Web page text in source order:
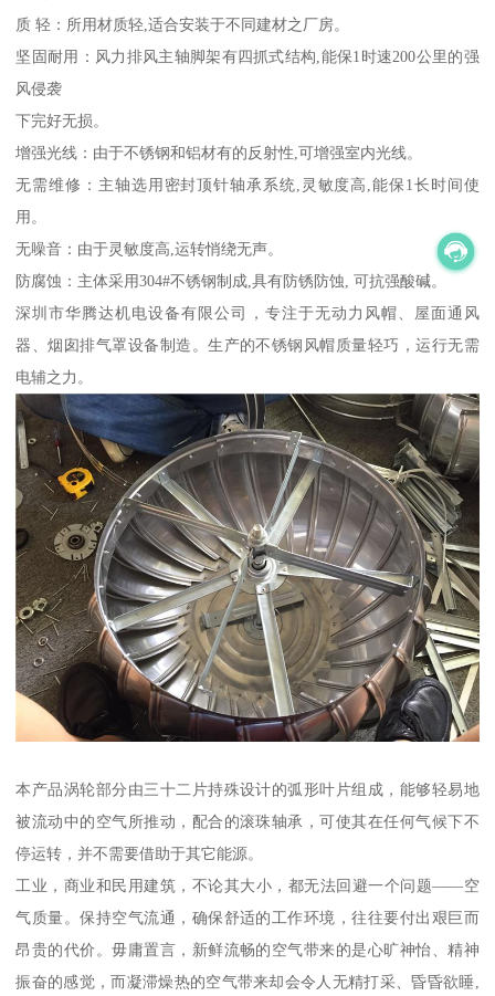
质 轻：所用材质轻,适合安装于不同建材之厂房。
坚固耐用：风力排风主轴脚架有四抓式结构,能保1时速200公里的强
风侵袭
下完好无损。
增强光线：由于不锈钢和铝材有的反射性,可增强室内光线。
无需维修：主轴选用密封顶针轴承系统,灵敏度高,能保1长时间使
用。
无噪音：由于灵敏度高,运转悄绕无声。
防腐蚀：主体采用304#不锈钢制成,具有防锈防蚀, 可抗强酸碱。
深圳市华腾达机电设备有限公司，专注于无动力风帽、屋面通风
器、烟囱排气罩设备制造。生产的不锈钢风帽质量轻巧，运行无需
电辅之力。
本产品涡轮部分由三十二片持殊设计的弧形叶片组成，能够轻易地
被流动中的空气所推动，配合的滚珠轴承，可使其在任何气候下不
停运转，并不需要借助于其它能源。
工业，商业和民用建筑，不论其大小，都无法回避一个问题——空
气质量。保持空气流通，确保舒适的工作环境，往往要付出艰巨而
昂贵的代价。毋庸置言，新鲜流畅的空气带来的是心旷神怡、精神
振奋的感觉，而凝滞燥热的空气带来却会令人无精打采、昏昏欲睡,